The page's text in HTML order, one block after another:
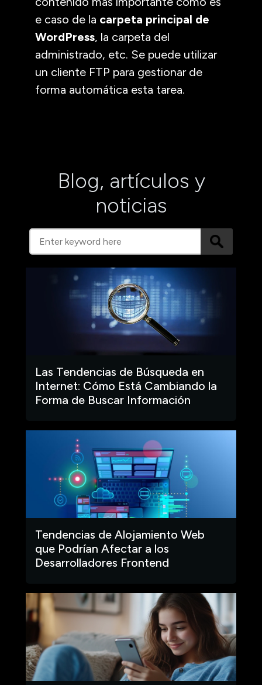
e caso de la carpeta principal de
WordPress, la carpeta del
administrado, etc. Se puede utilizar
un cliente FTP para gestionar de
forma automática esta tarea.
Blog, artículos y
noticias
Las Tendencias de Búsqueda en
Internet: Cómo Está Cambiando la
Forma de Buscar Información
Tendencias de Alojamiento Web
que Podrían Afectar a los
Desarrolladores Frontend